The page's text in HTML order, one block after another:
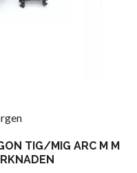
TIG/MIG ARC M M